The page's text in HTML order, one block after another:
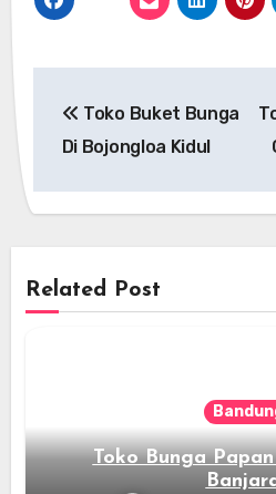
pos
Toko Buket Bunga
Di Bojongloa Kidul
Related Post
Toko Bunga